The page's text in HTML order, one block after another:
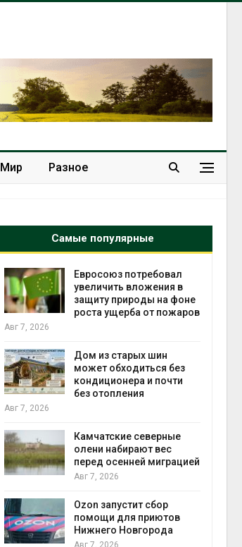
Мир Разное
Самые популярные
Евросоюз потребовал
увеличить вложения в
защиту природы на фоне
роста ущерба от пожаров
Авг 7, 2026
Дом из старых шин
может обходиться без
кондиционера и почти
без отопления
Авг 7, 2026
Камчатские северные
олени набирают вес
перед осенней миграцией
Авг 7, 2026
Ozon запустит сбор
помощи для приютов
Нижнего Новгорода
Авг 7, 2026